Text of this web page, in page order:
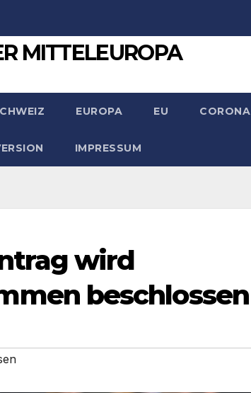
MITTELEUROPA
EUROPA EU CORONA
IMPRESSUM
wird
beschlossen